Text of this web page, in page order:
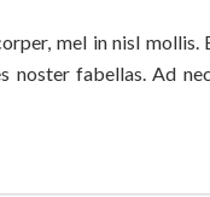
mel in nisl mollis.
noster fabellas. Ad